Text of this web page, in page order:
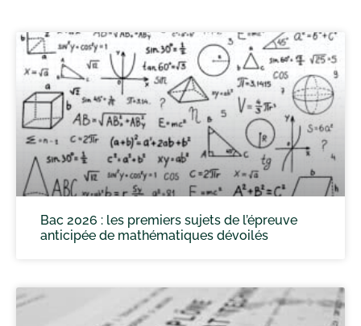
Bac 2026 : les premiers sujets de l’épreuve
anticipée de mathématiques dévoilés